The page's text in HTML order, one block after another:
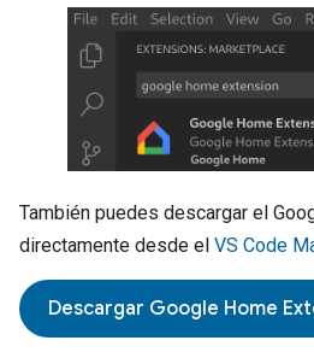
También puedes descargar el
directamente desde el VS Code
Descargar Google Home